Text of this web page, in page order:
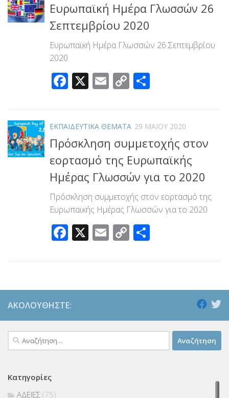
Ευρωπαϊκή Ημέρα Γλωσσών 26
Σεπτεμβρίου 2020
Ευρωπαϊκή Ημέρα Γλωσσών 26 Σεπτεμβρίου
2020
Facebook
X Email
Copy
ΕΚΠΑΙΔΕΥΤΙΚΑ ΘΕΜΑΤΑ 29 ΜΑΪ́ΟΥ 2020
Πρόσκληση συμμετοχής στον
εορτασμό της Ευρωπαϊκής
Ημέρας Γλωσσών για το 2020
Πρόσκληση συμμετοχής στον εορτασμό της
Ευρωπαϊκής Ημέρας Γλωσσών για το 2020
Facebook
X Email
Copy
ΑΚΟΛΟΥΘΉΣΤΕ:
Αναζήτηση
για:
Κατηγορίες
ΑΔΕΙΕΣ (75)